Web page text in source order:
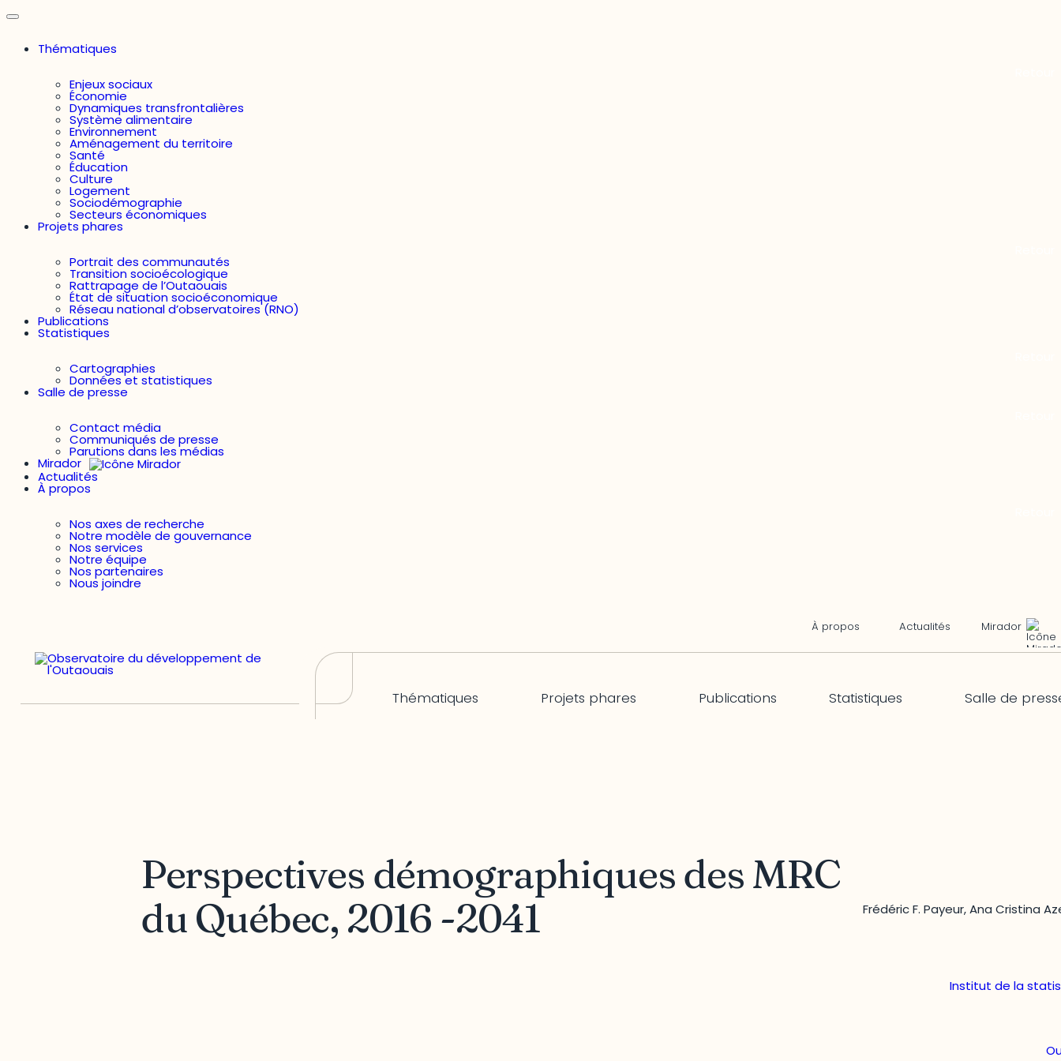
Thématiques
Enjeux sociaux
Économie
Dynamiques transfrontalières
Système alimentaire
Environnement
Aménagement du territoire
Santé
Éducation
Culture
Logement
Sociodémographie
Secteurs économiques
Projets phares
Portrait des communautés
Transition socioécologique
Rattrapage de l’Outaouais
État de situation socioéconomique
Réseau national d’observatoires (RNO)
Publications
Statistiques
Cartographies
Données et statistiques
Salle de presse
Contact média
Communiqués de presse
Parutions dans les médias
Mirador
Actualités
À propos
Nos axes de recherche
Notre modèle de gouvernance
Nos services
Notre équipe
Nos partenaires
Nous joindre
À propos Actualités Mirador
Thématiques Projets phares Publications Statistiques Salle de
Perspectives démographiques des MRC
du Québec, 2016 -2041
Frédéric F. Payeur, Ana Cristina
Institut de la